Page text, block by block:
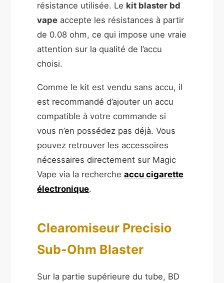
résistance utilisée. Le kit blaster bd
vape accepte les résistances à partir
de 0.08 ohm, ce qui impose une vraie
attention sur la qualité de l’accu
choisi.
Comme le kit est vendu sans accu, il
est recommandé d’ajouter un accu
compatible à votre commande si
vous n’en possédez pas déjà. Vous
pouvez retrouver les accessoires
nécessaires directement sur Magic
Vape via la rechercheaccu cigarette
électronique.
Clearomiseur Precisio
Sub-Ohm Blaster
Sur la partie supérieure du tube, BD